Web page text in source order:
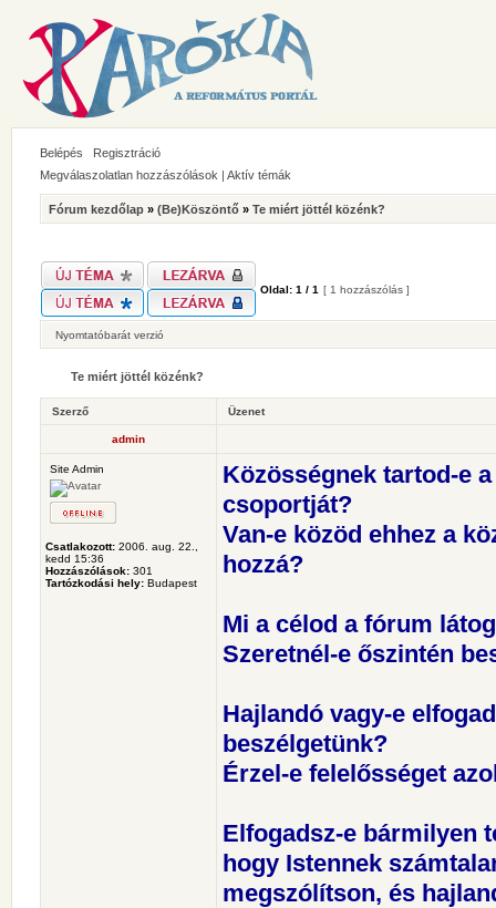
Belépés
Regisztráció
Megválaszolatlan hozzászólások | Aktív témák
Fórum kezdőlap » (Be)Köszöntő » Te miért jöttél közénk?
Oldal: 1 / 1 [ 1 hozzászólás ]
Nyomtatóbarát verzió
Te miért jöttél közénk?
Szerző Üzenet
admin
Site Admin
Csatlakozott: 2006. aug. 22.,
kedd 15:36
Hozzászólások: 301
Tartózkodási hely: Budapest
Közösségnek tartod-e
csoportját?
Van-e közöd ehhez a
hozzá?
Mi a célod a fórum
Szeretnél-e őszintén
Hajlandó vagy-e
beszélgetünk?
Érzel-e felelősséget
Elfogadsz-e bármilyen
hogy Istennek
megszólítson, és